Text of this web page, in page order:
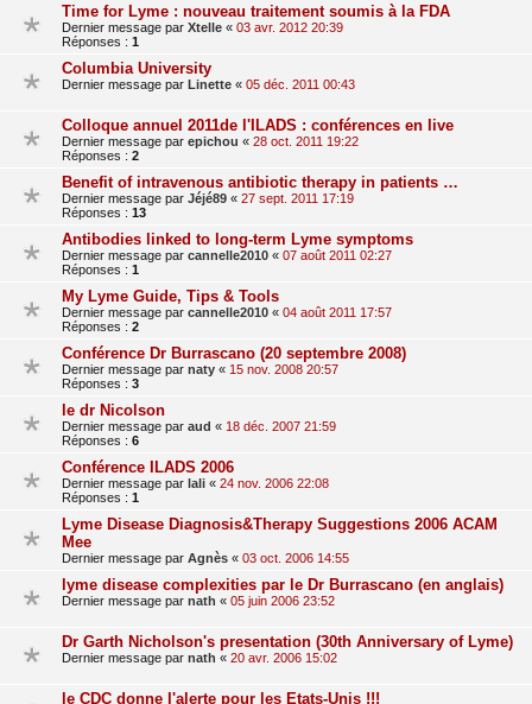
Time for Lyme : nouveau traitement soumis à la FDA
Dernier message par Xtelle « 03 avr. 2012 20:39
Réponses : 1
Columbia University
Dernier message par Linette « 05 déc. 2011 00:43
Colloque annuel 2011de l'ILADS : conférences en live
Dernier message par epichou « 28 oct. 2011 19:22
Réponses : 2
Benefit of intravenous antibiotic therapy in patients …
Dernier message par Jéjé89 « 27 sept. 2011 17:19
Réponses : 13
Antibodies linked to long-term Lyme symptoms
Dernier message par cannelle2010 « 07 août 2011 02:27
Réponses : 1
My Lyme Guide, Tips & Tools
Dernier message par cannelle2010 « 04 août 2011 17:57
Réponses : 2
Conférence Dr Burrascano (20 septembre 2008)
Dernier message par naty « 15 nov. 2008 20:57
Réponses : 3
le dr Nicolson
Dernier message par aud « 18 déc. 2007 21:59
Réponses : 6
Conférence ILADS 2006
Dernier message par lali « 24 nov. 2006 22:08
Réponses : 1
Lyme Disease Diagnosis&Therapy Suggestions 2006 ACAM
Mee
Dernier message par Agnès « 03 oct. 2006 14:55
lyme disease complexities par le Dr Burrascano (en anglais)
Dernier message par nath « 05 juin 2006 23:52
Dr Garth Nicholson's presentation (30th Anniversary of Lyme)
Dernier message par nath « 20 avr. 2006 15:02
le CDC donne l'alerte pour les Etats-Unis !!!